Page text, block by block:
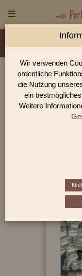
Material/Glassorte
Größen
Rocailles
Perlen Shop für
In unserem Perlen
Cutbeads
Sie
2-Cut
Wir verwenden
ordentliche
die Nutzung
ein
Weitere